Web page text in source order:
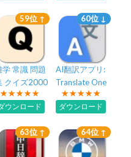
59位 ↑
学 常識 問題
クイズ2000
ウンロード
60位 ↓
AI翻訳アプリ:
Translate One
ダウンロード
63位 ↑ 64位 ↑